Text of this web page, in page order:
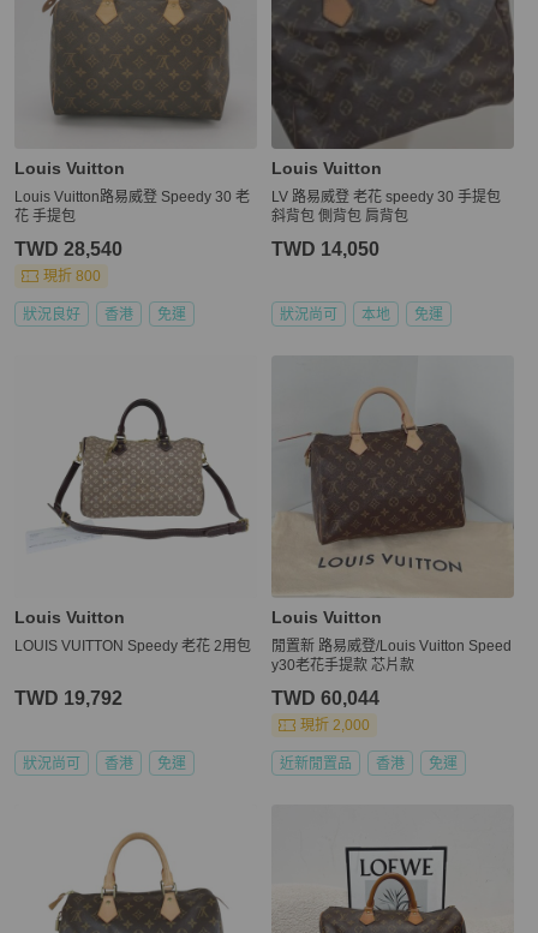
Louis Vuitton
Louis Vuitton路易威登 Speedy 30 老
花 手提包
TWD 28,540
現折 800
狀況良好 香港 免運
Louis Vuitton
LV 路易威登 老花 speedy 30 手提包
斜背包 側背包 肩背包
TWD 14,050
狀況尚可 本地 免運
Louis Vuitton
LOUIS VUITTON Speedy 老花 2用包
TWD 19,792
狀況尚可 香港 免運
Louis Vuitton
閒置新 路易威登/Louis Vuitton Speed
y30老花手提款 芯片款
TWD 60,044
現折 2,000
近新閒置品 香港 免運